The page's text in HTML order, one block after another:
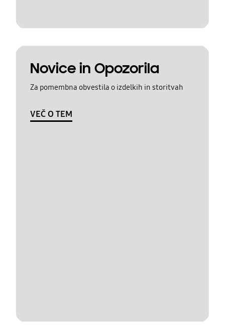
Novice in Opozorila
Za pomembna obvestila o izdelkih in storitvah
VEČ O TEM